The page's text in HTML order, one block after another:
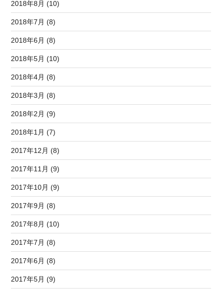
2018年8月 (10)
2018年7月 (8)
2018年6月 (8)
2018年5月 (10)
2018年4月 (8)
2018年3月 (8)
2018年2月 (9)
2018年1月 (7)
2017年12月 (8)
2017年11月 (9)
2017年10月 (9)
2017年9月 (8)
2017年8月 (10)
2017年7月 (8)
2017年6月 (8)
2017年5月 (9)